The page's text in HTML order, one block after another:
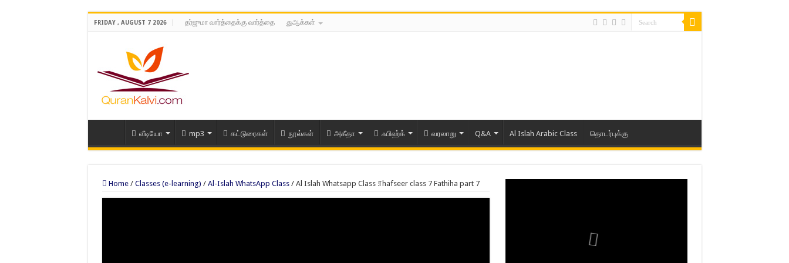
FRIDAY , AUGUST 7 2026 தர்ஜுமா வார்த்தைக்கு வார்த்தை துஆக்கள்
வீடியோ mp3 கட்டுரைகள் நூல்கள் அகீதா ஃபிஹ்க் வரலாறு Q&A Al Islah Arabic Class தொடர்புக்கு
Home / Classes (e-learning) / Al-Islah WhatsApp Class / Al Islah Whatsapp Class ׃Thafseer class 7 Fathiha part 7